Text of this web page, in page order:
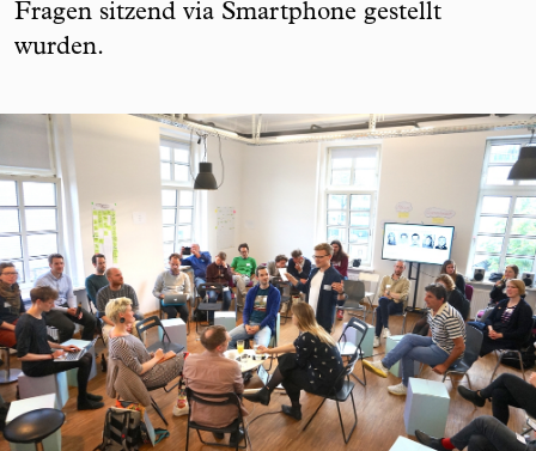
Fragen sitzend via Smartphone gestellt
wurden.